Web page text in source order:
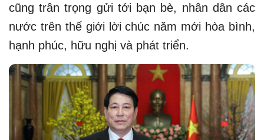
cũng trân trọng gửi tới bạn bè, nhân dân các
nước trên thế giới lời chúc năm mới hòa bình,
hạnh phúc, hữu nghị và phát triển.